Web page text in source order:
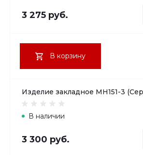
3 275 руб.
В корзину
Изделие закладное МН151-3
В наличии
3 300 руб.